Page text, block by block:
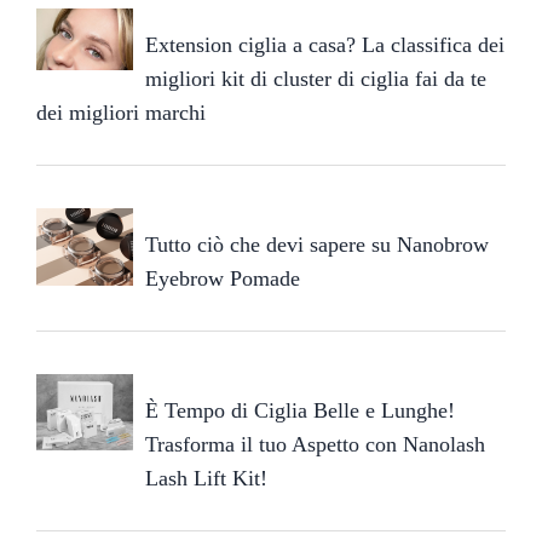
Extension ciglia a casa? La classifica dei
migliori kit di cluster di ciglia fai da te
dei migliori marchi
Tutto ciò che devi sapere su Nanobrow
Eyebrow Pomade
È Tempo di Ciglia Belle e Lunghe!
Trasforma il tuo Aspetto con Nanolash
Lash Lift Kit!